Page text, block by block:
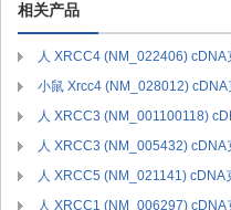
相关产品
人 XRCC4 (NM_022406) cDNA
小鼠 Xrcc4 (NM_028012) cDNA
人 XRCC3 (NM_001100118)
人 XRCC3 (NM_005432) cDNA
人 XRCC5 (NM_021141) cDNA
人 XRCC1 (NM_006297) cDNA